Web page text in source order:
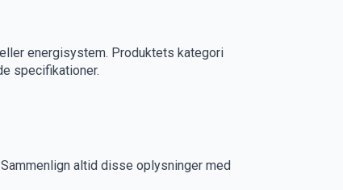
energisystem. Produktets kategori
specifikationer.
altid disse oplysninger med